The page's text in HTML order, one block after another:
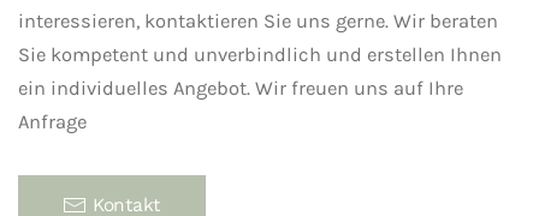
interessieren, kontaktieren Sie uns gerne. Wir beraten
Sie kompetent und unverbindlich und erstellen Ihnen
ein individuelles Angebot. Wir freuen uns auf Ihre
Anfrage
Kontakt